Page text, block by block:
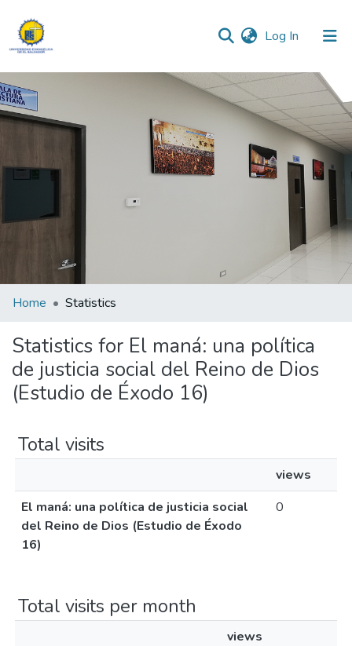
Log In (current)
Communities & Collections
All of DSpace
Home Statistics
Statistics for El maná: una política
de justicia social del Reino de Dios
(Estudio de Éxodo 16)
Total visits
views
El maná: una política de justicia social
del Reino de Dios (Estudio de Éxodo
16)
0
Total visits per month
views